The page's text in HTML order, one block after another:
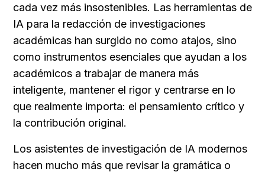
cada vez más insostenibles. Las herramientas de
IA para la redacción de investigaciones
académicas han surgido no como atajos, sino
como instrumentos esenciales que ayudan a los
académicos a trabajar de manera más
inteligente, mantener el rigor y centrarse en lo
que realmente importa: el pensamiento crítico y
la contribución original.
Los asistentes de investigación de IA modernos
hacen mucho más que revisar la gramática o